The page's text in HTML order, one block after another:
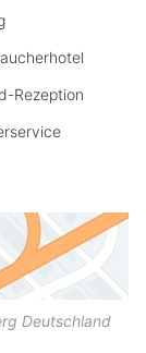
Rezeption
Deutschland